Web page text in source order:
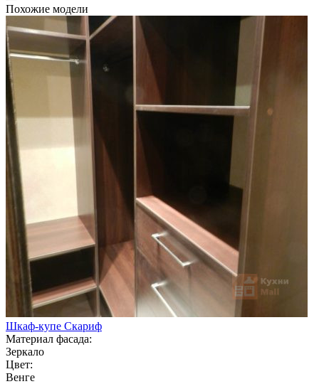
Похожие модели
Шкаф-купе Скариф
Материал фасада:
Зеркало
Цвет:
Венге